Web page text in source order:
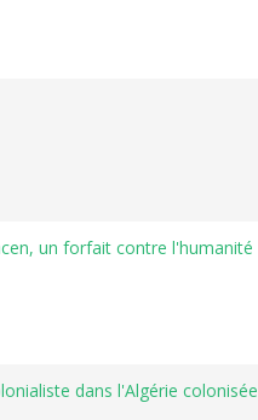
un forfait contre l'humanité
dans l'Algérie colonisée